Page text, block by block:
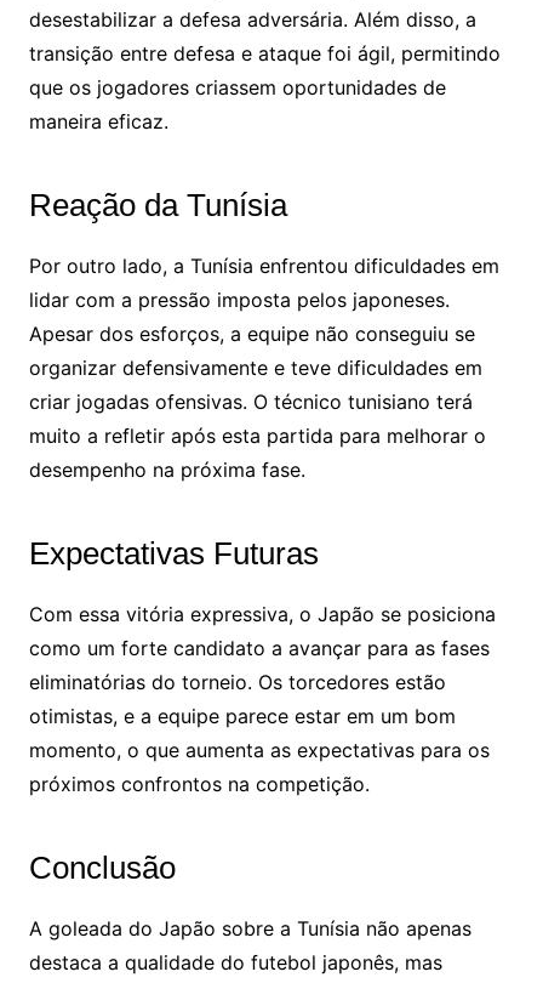
desestabilizar a defesa adversária. Além disso, a
transição entre defesa e ataque foi ágil, permitindo
que os jogadores criassem oportunidades de
maneira eficaz.
Reação da Tunísia
Por outro lado, a Tunísia enfrentou dificuldades em
lidar com a pressão imposta pelos japoneses.
Apesar dos esforços, a equipe não conseguiu se
organizar defensivamente e teve dificuldades em
criar jogadas ofensivas. O técnico tunisiano terá
muito a refletir após esta partida para melhorar o
desempenho na próxima fase.
Expectativas Futuras
Com essa vitória expressiva, o Japão se posiciona
como um forte candidato a avançar para as fases
eliminatórias do torneio. Os torcedores estão
otimistas, e a equipe parece estar em um bom
momento, o que aumenta as expectativas para os
próximos confrontos na competição.
Conclusão
A goleada do Japão sobre a Tunísia não apenas
destaca a qualidade do futebol japonês, mas